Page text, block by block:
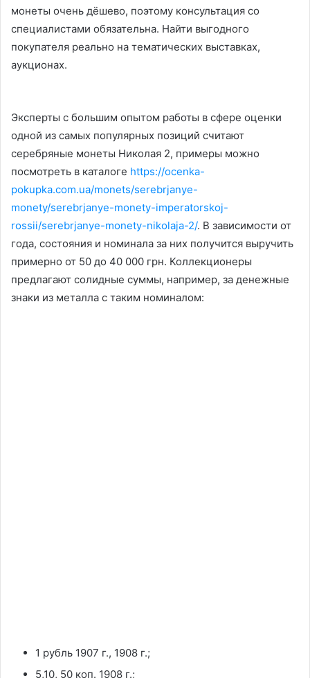
монеты очень дёшево, поэтому консультация со
специалистами обязательна. Найти выгодного
покупателя реально на тематических выставках,
аукционах.
Эксперты с большим опытом работы в сфере оценки
одной из самых популярных позиций считают
серебряные монеты Николая 2, примеры можно
посмотреть в каталоге https://ocenka-
pokupka.com.ua/monets/serebrjanye-
monety/serebrjanye-monety-imperatorskoj-
rossii/serebrjanye-monety-nikolaja-2/. В зависимости от
года, состояния и номинала за них получится выручить
примерно от 50 до 40 000 грн. Коллекционеры
предлагают солидные суммы, например, за денежные
знаки из металла с таким номиналом:
1 рубль 1907 г., 1908 г.;
5,10, 50 коп. 1908 г.;